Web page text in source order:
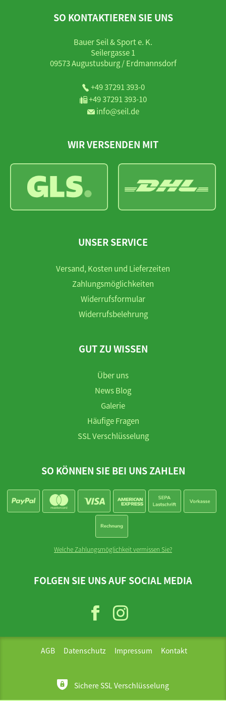
SO KONTAKTIEREN SIE UNS
Bauer Seil & Sport e. K.
Seilergasse 1
09573 Augustusburg / Erdmannsdorf
+49 37291 393-0
+49 37291 393-10
info@seil.de
WIR VERSENDEN MIT
UNSER SERVICE
Versand, Kosten und Lieferzeiten
Zahlungsmöglichkeiten
Widerrufsformular
Widerrufsbelehrung
GUT ZU WISSEN
Über uns
News Blog
Galerie
Häufige Fragen
SSL Verschlüsselung
SO KÖNNEN SIE BEI UNS ZAHLEN
Welche Zahlungsmöglichkeit vermissen Sie?
FOLGEN SIE UNS AUF SOCIAL MEDIA
Sichere SSL Verschlüsselung
AGB Datenschutz Impressum Kontakt